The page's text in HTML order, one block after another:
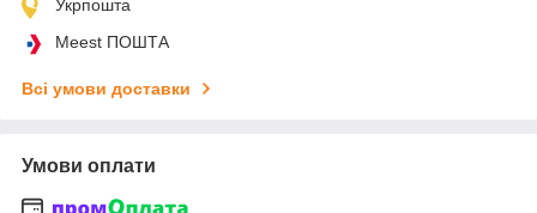
Укрпошта
Meest ПОШТА
Всі умови доставки
Умови оплати